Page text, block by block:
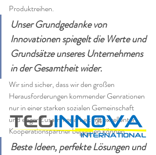
Produktreihen.
Unser Grundgedanke von
Innovationen spiegelt die Werte und
Grundsätze unseres Unternehmens
in der Gesamtheit wider.
Wir sind sicher, dass wir den großen
Herausforderungen kommender Genrationen
nur in einer starken sozialen Gemeinschaft
und enger Zusammenarbeit mit exzellenten
Kooperationspartner begegnen können.
Beste Ideen, perfekte Lösungen und